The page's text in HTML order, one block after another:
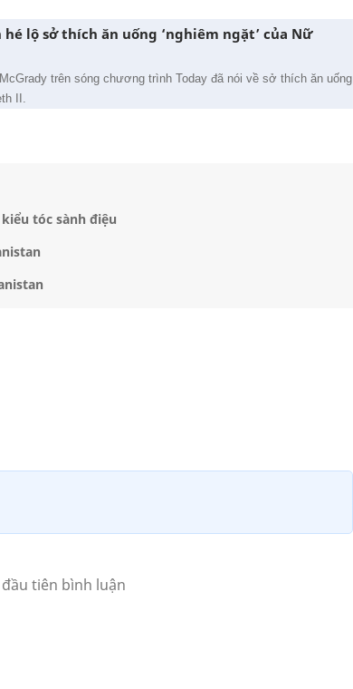
lộ sở thích ăn uống ‘nghiêm ngặt’ của Nữ
trên sóng chương trình Today đã nói về sở thích ăn uống
II.
tóc sành điệu